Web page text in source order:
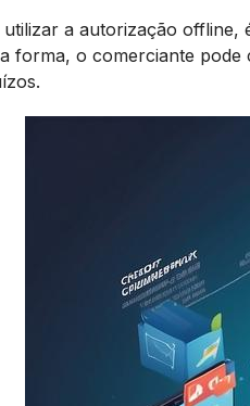
utilizar a autorização offline,
forma, o comerciante pode